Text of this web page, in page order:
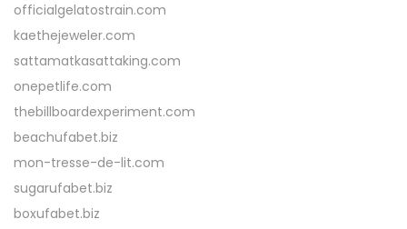
officialgelatostrain.com
kaethejeweler.com
sattamatkasattaking.com
onepetlife.com
thebillboardexperiment.com
beachufabet.biz
mon-tresse-de-lit.com
sugarufabet.biz
boxufabet.biz